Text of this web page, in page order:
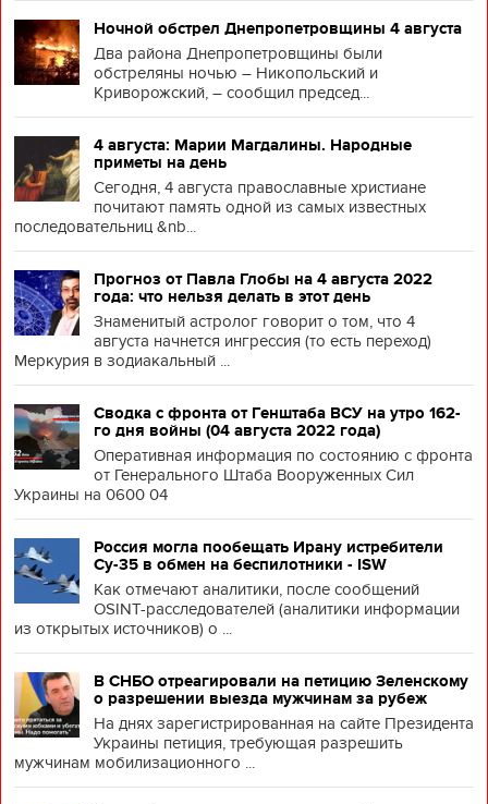
Ночной обстрел Днепропетровщины 4 августа
Два района Днепропетровщины были
обстреляны ночью – Никопольский и
Криворожский, – сообщил председ...
4 августа: Марии Магдалины. Народные
приметы на день
Сегодня, 4 августа православные христиане
почитают память одной из самых известных
последовательниц &nb...
Прогноз от Павла Глобы на 4 августа 2022
года: что нельзя делать в этот день
Знаменитый астролог говорит о том, что 4
августа начнется ингрессия (то есть переход)
Меркурия в зодиакальный ...
Сводка с фронта от Генштаба ВСУ на утро 162-
го дня войны (04 августа 2022 года)
Оперативная информация по состоянию с фронта
от Генерального Штаба Вооруженных Сил
Украины на 0600 04
Россия могла пообещать Ирану истребители
Су-35 в обмен на беспилотники - ISW
Как отмечают аналитики, после сообщений
OSINT-расследователей (аналитики информации
из открытых источников) о ...
В СНБО отреагировали на петицию Зеленскому
о разрешении выезда мужчинам за рубеж
На днях зарегистрированная на сайте Президента
Украины петиция, требующая разрешить
мужчинам мобилизационного ...